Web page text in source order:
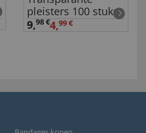
pleisters 100 stuks
9,98 €4,99 €